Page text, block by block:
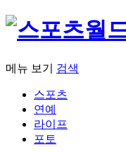
메뉴 보기 검색
스포츠
연예
라이프
포토